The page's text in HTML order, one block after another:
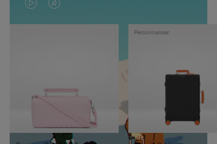
LA
VIDÉO
PAUSE,
APPUYEZ
SUR
LE
SON
DÉSACTIVÉ.
VEUILLEZ
Personnaliser